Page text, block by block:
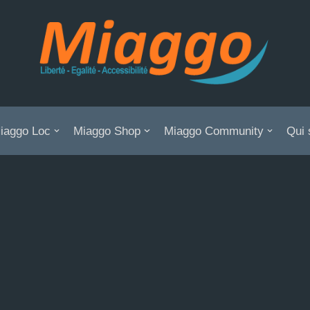
Loc Miaggo Shop Miaggo Community Qui